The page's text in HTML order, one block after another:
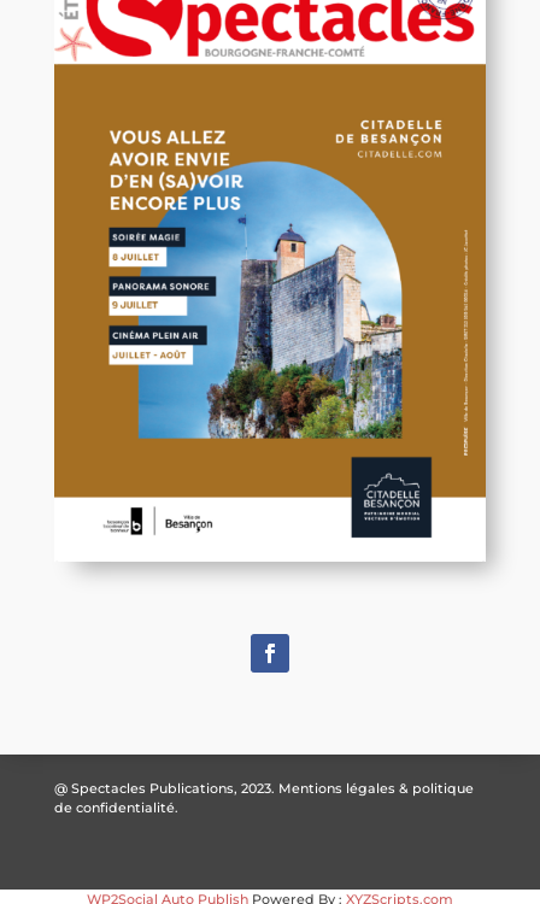
@ Spectacles Publications, 2023. Mentions légales & politique
de confidentialité.
WP2Social Auto Publish Powered By : XYZScripts.com